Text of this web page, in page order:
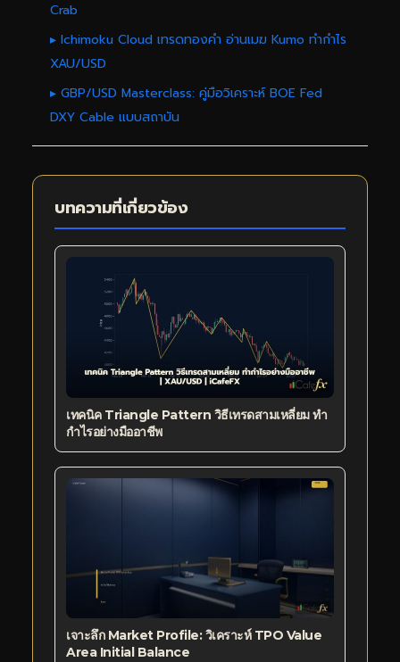
Crab
▸ Ichimoku Cloud เทรดทองคำ อ่านเมฆ Kumo ทำกำไร
XAU/USD
▸ GBP/USD Masterclass: คู่มือวิเคราะห์ BOE Fed
DXY Cable แบบสถาบัน
บทความที่เกี่ยวข้อง
เทคนิค Triangle Pattern วิธีเทรดสามเหลี่ยม ทำ
กำไรอย่างมืออาชีพ
เจาะลึก Market Profile: วิเคราะห์ TPO Value
Area Initial Balance